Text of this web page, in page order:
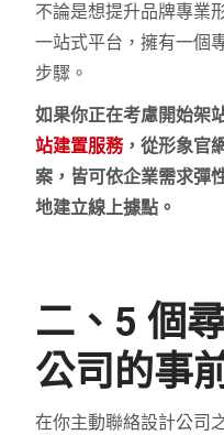
不論是想提升品牌專業
一站式平台，擁有一個
步驟。
如果你正在考慮開始架
站建置服務，從形象官
案，皆可依企業需求彈
地建立線上據點。
二、5 個
公司的事
在你主動聯絡設計公司